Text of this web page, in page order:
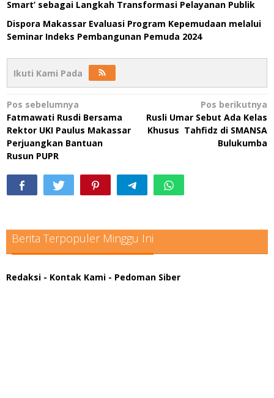
Smart’ sebagai Langkah Transformasi Pelayanan Publik
Dispora Makassar Evaluasi Program Kepemudaan melalui
Seminar Indeks Pembangunan Pemuda 2024
Ikuti Kami Pada
Navigasi
pos
Pos sebelumnya
Fatmawati Rusdi Bersama
Rektor UKI Paulus Makassar
Perjuangkan Bantuan
Rusun PUPR
Pos berikutnya
Rusli Umar Sebut Ada Kelas
Khusus Tahfidz di SMANSA
Bulukumba
Berita Terpopuler Minggu Ini
Redaksi - Kontak Kami - Pedoman Siber